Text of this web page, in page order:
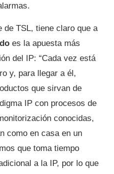
de TSL, tiene claro que a
es la apuesta más
del IP: “Cada vez está
y, para llegar a él,
que sirvan de
IP con procesos de
conocidas,
como en casa en un
que toma tiempo
a la IP, por lo que